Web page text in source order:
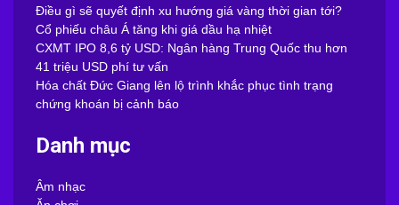
Điều gì sẽ quyết định xu hướng giá vàng thời gian tới?
Cổ phiếu châu Á tăng khi giá dầu hạ nhiệt
CXMT IPO 8,6 tỷ USD: Ngân hàng Trung Quốc thu hơn
41 triệu USD phí tư vấn
Hóa chất Đức Giang lên lộ trình khắc phục tình trạng
chứng khoán bị cảnh báo
Danh mục
Âm nhạc